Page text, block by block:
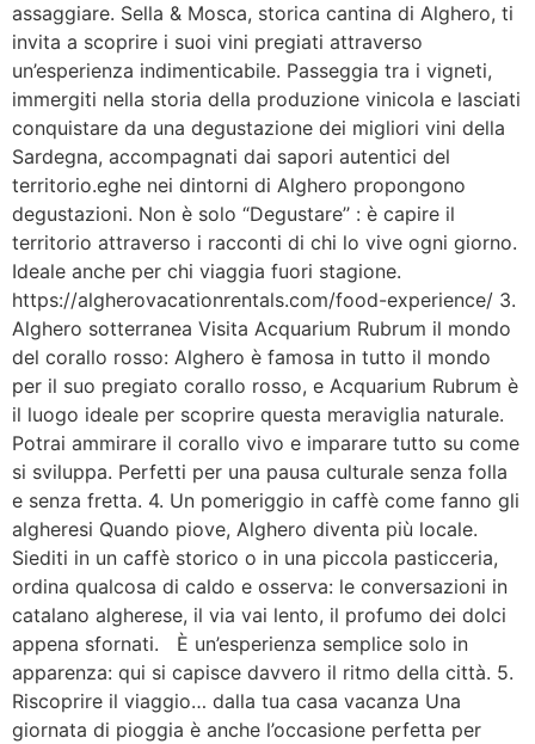
assaggiare. Sella & Mosca, storica cantina di Alghero, ti
invita a scoprire i suoi vini pregiati attraverso
un’esperienza indimenticabile. Passeggia tra i vigneti,
immergiti nella storia della produzione vinicola e lasciati
conquistare da una degustazione dei migliori vini della
Sardegna, accompagnati dai sapori autentici del
territorio.eghe nei dintorni di Alghero propongono
degustazioni. Non è solo “Degustare’’ : è capire il
territorio attraverso i racconti di chi lo vive ogni giorno.
Ideale anche per chi viaggia fuori stagione.
https://algherovacationrentals.com/food-experience/ 3.
Alghero sotterranea Visita Acquarium Rubrum il mondo
del corallo rosso: Alghero è famosa in tutto il mondo
per il suo pregiato corallo rosso, e Acquarium Rubrum è
il luogo ideale per scoprire questa meraviglia naturale.
Potrai ammirare il corallo vivo e imparare tutto su come
si sviluppa. Perfetti per una pausa culturale senza folla
e senza fretta. 4. Un pomeriggio in caffè come fanno gli
algheresi Quando piove, Alghero diventa più locale.
Siediti in un caffè storico o in una piccola pasticceria,
ordina qualcosa di caldo e osserva: le conversazioni in
catalano algherese, il via vai lento, il profumo dei dolci
appena sfornati. È un’esperienza semplice solo in
apparenza: qui si capisce davvero il ritmo della città. 5.
Riscoprire il viaggio… dalla tua casa vacanza Una
giornata di pioggia è anche l’occasione perfetta per